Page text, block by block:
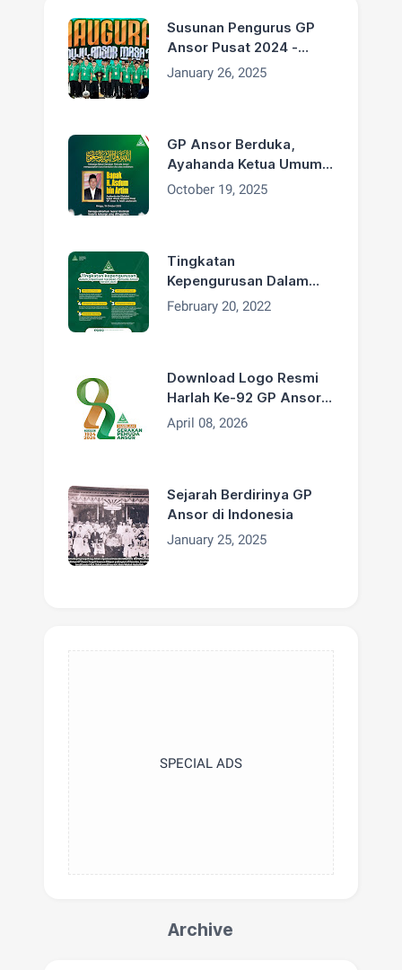
Susunan Pengurus GP
Ansor Pusat 2024 -
2029
January 26, 2025
GP Ansor Berduka,
Ayahanda Ketua Umum
H. Addin Jauharudin,
October 19, 2025
Tingkatan
Kepengurusan Dalam
Organisasi GP Ansor
February 20, 2022
Download Logo Resmi
Harlah Ke-92 GP Ansor
Tahun 2026
April 08, 2026
Sejarah Berdirinya GP
Ansor di Indonesia
January 25, 2025
SPECIAL ADS
Archive